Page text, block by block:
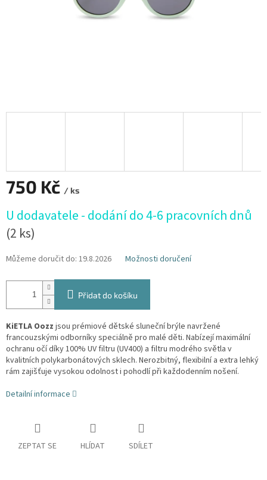
750 Kč / ks
cena:
U dodavatele - dodání do 4-6 pracovních dnů
(2 ks)
Můžeme doručit do: 19.8.2026 Možnosti doručení
Přidat do košíku
KiETLA Oozz jsou prémiové dětské sluneční brýle navržené
francouzskými odborníky speciálně pro malé děti. Nabízejí maximální
ochranu očí díky 100% UV filtru (UV400) a filtru modrého světla v
kvalitních polykarbonátových sklech. Nerozbitný, flexibilní a extra lehký
rám zajišťuje vysokou odolnost i pohodlí při každodenním nošení.
Detailní informace
ZEPTAT SE HLÍDAT SDÍLET